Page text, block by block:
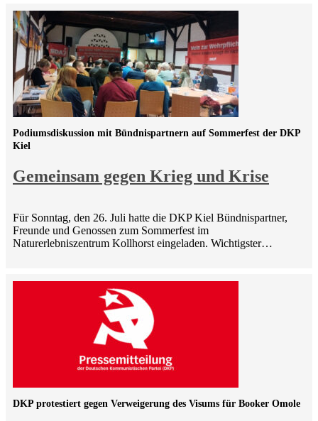
Gemeinsam gegen Krieg und Krise
Podiumsdiskussion mit Bündnispartnern auf Sommerfest der DKP
Kiel
Für Sonntag, den 26. Juli hatte die DKP Kiel Bündnispartner,
Freunde und Genossen zum Sommerfest im
Naturerlebniszentrum Kollhorst eingeladen. Wichtigster…
DKP protestiert gegen Verweigerung des Visums für Booker Omole